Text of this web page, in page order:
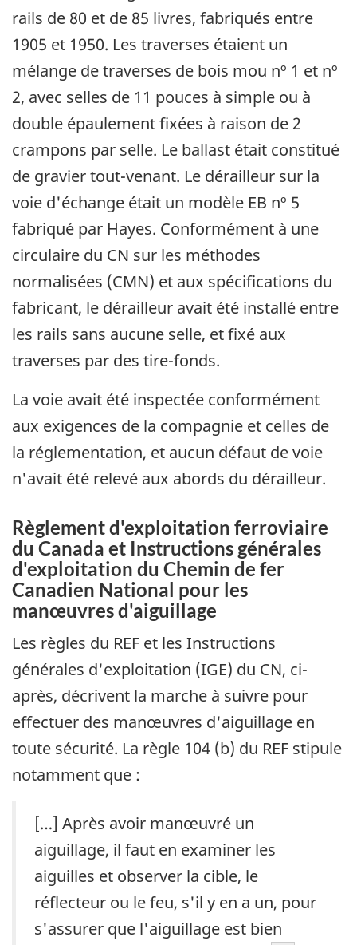
rails de 80 et de 85 livres, fabriqués entre
1905 et 1950. Les traverses étaient un
mélange de traverses de bois mou nº 1 et nº
2, avec selles de 11 pouces à simple ou à
double épaulement fixées à raison de 2
crampons par selle. Le ballast était constitué
de gravier tout-venant. Le dérailleur sur la
voie d'échange était un modèle EB nº 5
fabriqué par Hayes. Conformément à une
circulaire du CN sur les méthodes
normalisées (CMN) et aux spécifications du
fabricant, le dérailleur avait été installé entre
les rails sans aucune selle, et fixé aux
traverses par des tire-fonds.
La voie avait été inspectée conformément
aux exigences de la compagnie et celles de
la réglementation, et aucun défaut de voie
n'avait été relevé aux abords du dérailleur.
Règlement d'exploitation ferroviaire
du Canada et Instructions générales
d'exploitation du Chemin de fer
Canadien National pour les
manœuvres d'aiguillage
Les règles du REF et les Instructions
générales d'exploitation (IGE) du CN, ci-
après, décrivent la marche à suivre pour
effectuer des manœuvres d'aiguillage en
toute sécurité. La règle 104 (b) du REF stipule
notamment que :
[…] Après avoir manœuvré un
aiguillage, il faut en examiner les
aiguilles et observer la cible, le
réflecteur ou le feu, s'il y en a un, pour
s'assurer que l'aiguillage est bien